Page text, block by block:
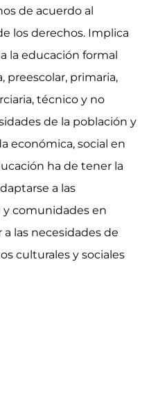
de acuerdo al
los derechos. Implica
la educación formal
preescolar, primaria,
técnico y no
de la población y
económica, social en
ha de tener la
a las
y comunidades en
las necesidades de
culturales y sociales